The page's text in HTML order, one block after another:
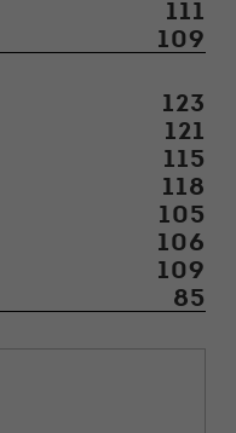
111
109
123
121
115
118
105
106
109
85